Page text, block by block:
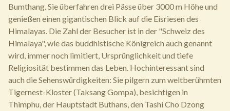
Bumthang. Sie überfahren drei Pässe über 3000 m Höhe und
genießen einen gigantischen Blick auf die Eisriesen des
Himalayas. Die Zahl der Besucher ist in der "Schweiz des
Himalaya", wie das buddhistische Königreich auch genannt
wird, immer noch limitiert, Ursprünglichkeit und tiefe
Religiosität bestimmen das Leben. Hochinteressant sind
auch die Sehenswürdigkeiten: Sie pilgern zum weltberühmten
Tigernest-Kloster (Taksang Gompa), besichtigen in
Thimphu, der Hauptstadt Buthans, den Tashi Cho Dzong